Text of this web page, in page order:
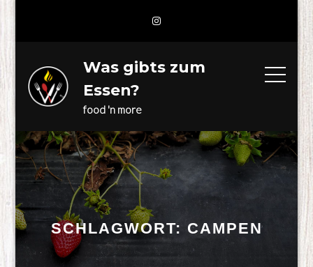
Was gibts zum
Essen?
food 'n more
SCHLAGWORT: CAMPEN